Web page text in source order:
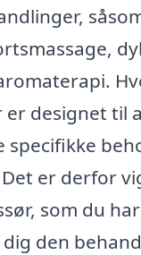
designet til
specifikke
er derfor
som du
den